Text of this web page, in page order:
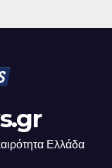
Ελλάδα